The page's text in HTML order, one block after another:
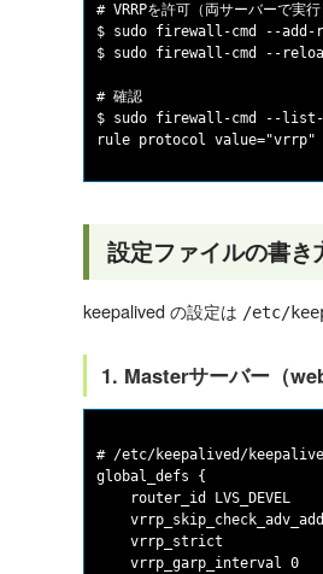
# VRRPを許可（両サーバーで実行
$ sudo firewall-cmd --
$ sudo firewall-cmd --
# 確認
$ sudo firewall-cmd --
設定ファイルの書き
keepalived の設定は /etc/
1. Masterサーバー（
# /etc/keepalived/
global_defs {
router_id LVS_DEVEL
vrrp_skip_check_adv_addr
vrrp_strict
vrrp_garp_interval 0